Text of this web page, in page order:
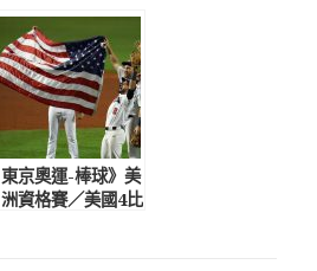
是1992年巴賽隆納
奧運
東京奧運-棒球》美
洲資格賽／美國4比